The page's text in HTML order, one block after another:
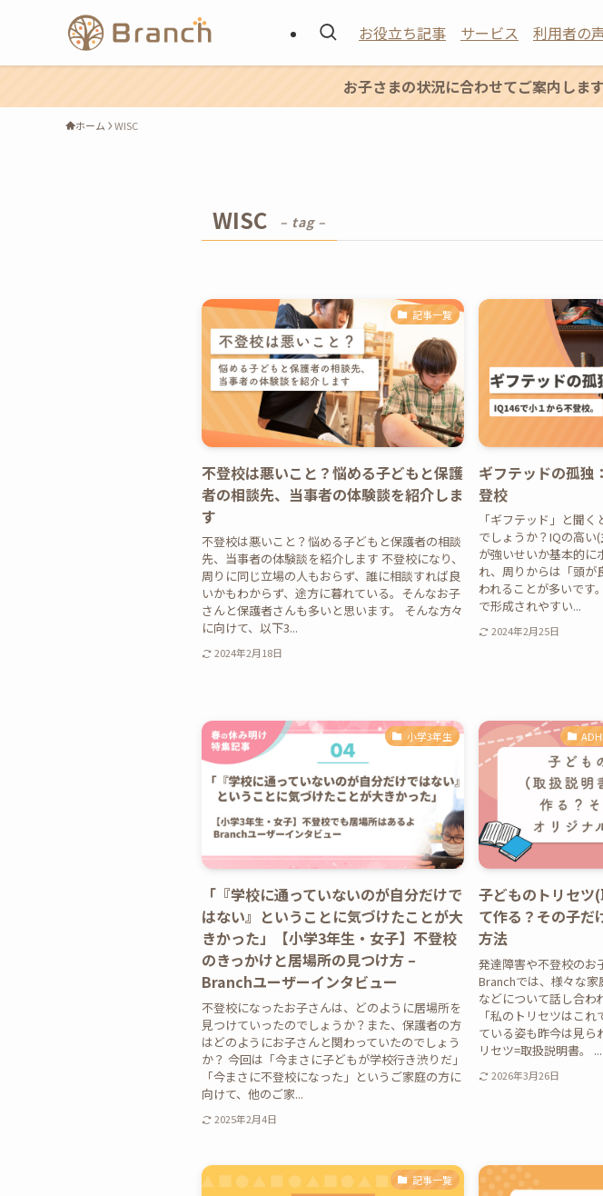
お役立ち記事 サービス 利用者の
お子さまの状況に合わせてご案内します
ホーム WISC
WISC – tag –
記事一覧
不登校は悪いこと？悩める子どもと保護
者の相談先、当事者の体験談を紹介しま
す
不登校は悪いこと？悩める子どもと保護者の相談
先、当事者の体験談を紹介します 不登校になり、
周りに同じ立場の人もおらず、誰に相談すれば良
いかもわからず、途方に暮れている。そんなお子
さんと保護者さんも多いと思います。 そんな方々
に向けて、以下3...
2024年2月18日
ギフテッドの孤独
登校
「ギフテッド」と聞
でしょうか？IQの高い
が強いせいか基本的に
れ、周りからは「頭が
われることが多いです
で形成されやすい...
2024年2月25日
小学3年生
「『学校に通っていないのが自分だけで
はない』ということに気づけたことが大
きかった」【小学3年生・女子】不登校
のきっかけと居場所の見つけ方 –
Branchユーザーインタビュー
不登校になったお子さんは、どのように居場所を
見つけていったのでしょうか？また、保護者の方
はどのようにお子さんと関わっていたのでしょう
か？ 今回は「今まさに子どもが学校行き渋りだ」
「今まさに不登校になった」というご家庭の方に
向けて、他のご家...
2025年2月4日
子どものトリセツ
て作る？その子だ
方法
発達障害や不登校のお
Branchでは、様々な
などについて話し合わ
「私のトリセツはこ
ている姿も昨今は見ら
リセツ=取扱説明書。 ...
2026年3月26日
記事一覧